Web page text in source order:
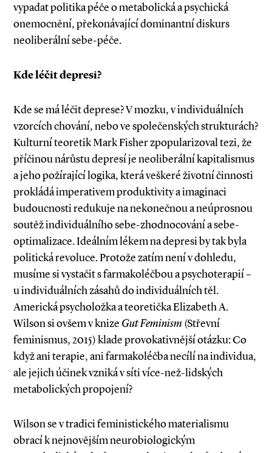
vypadat politika péče o metabolická a psychická
onemocnění, překonávající dominantní diskurs
neoliberální sebe­-péče.
Kde léčit depresi?
Kde se má léčit deprese? V mozku, v individuálních
vzorcích chování, nebo ve společenských strukturách?
Kulturní teoretik Mark Fisher zpopularizoval tezi, že
příčinou nárůstu depresí je neoliberální kapitalismus
a jeho požírající logika, která veškeré životní činnosti
prokládá imperativem produktivity a imaginaci
budoucnosti redukuje na nekonečnou a neúprosnou
soutěž individuálního sebe­-zhodnocování a sebe­-
optimalizace. Ideál­­ním lékem na depresi by tak byla
politická revoluce. Protože zatím není v dohledu,
musíme si vystačit s farmakoléčbou a psychoterapií –
u individuálních zásahů do individuálních těl.
Americká psycholožka a teoretička Elizabeth A.
Wilson si ovšem v knize Gut Feminism (Střevní
feminismus, 2015) klade provokativnější otázku: Co
když ani terapie, ani farmakoléčba necílí na individua,
ale jejich účinek vzniká v síti více­-než­-lidských
metabolických propojení?
Wilson se v tradici feministického materia­lismu
obrací k nejnovějším neurobiologickým